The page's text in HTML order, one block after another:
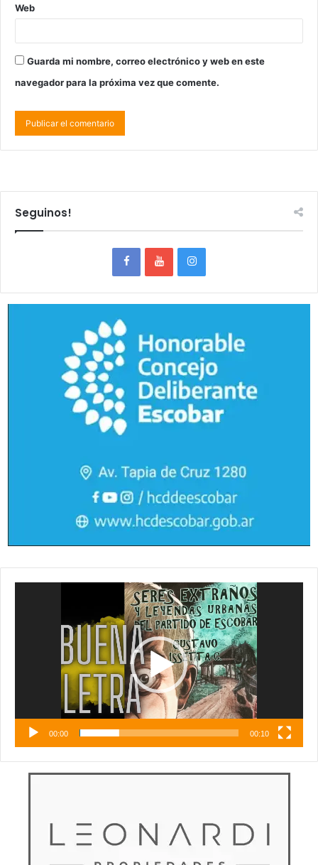
Web
Guarda mi nombre, correo electrónico y web en este
navegador para la próxima vez que comente.
Seguinos!
00:00 00:10